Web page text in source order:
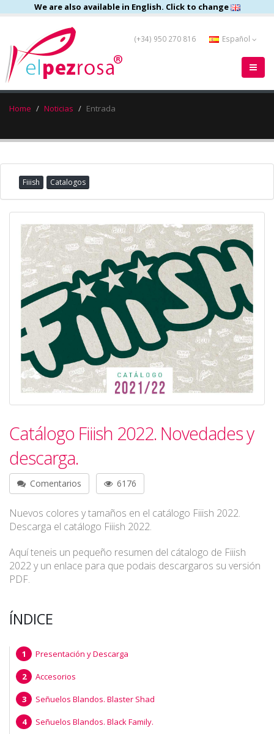
We are also available in English. Click to change
(+34) 950 270 816 Español
Home Noticias Entrada
Fiiish Catalogos
Catálogo Fiiish 2022. Novedades y
descarga.
Comentarios 6176
Nuevos colores y tamaños en el catálogo Fiiish 2022.
Descarga el catálogo Fiiish 2022.
Aquí teneis un pequeño resumen del cátalogo de Fiiish
2022 y un enlace para que podais descargaros su versión
PDF.
ÍNDICE
Presentación y Descarga
Accesorios
Señuelos Blandos. Blaster Shad
Señuelos Blandos. Black Family.